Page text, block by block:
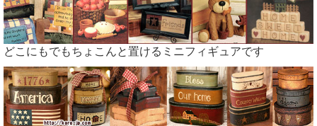
どこにもでもちょこんと置けるミニフィギュアです